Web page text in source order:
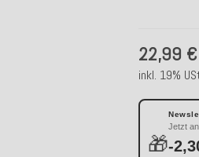
22,99 €
inkl. 19%
🎁
Jetzt
-